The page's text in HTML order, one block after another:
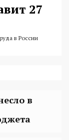
27
в России
в